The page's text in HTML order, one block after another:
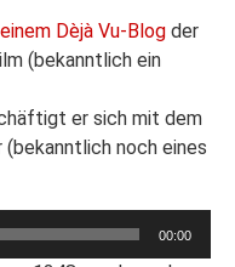
Dèjà Vu-Blog der
(bekanntlich ein
er sich mit dem
noch eines
00:00